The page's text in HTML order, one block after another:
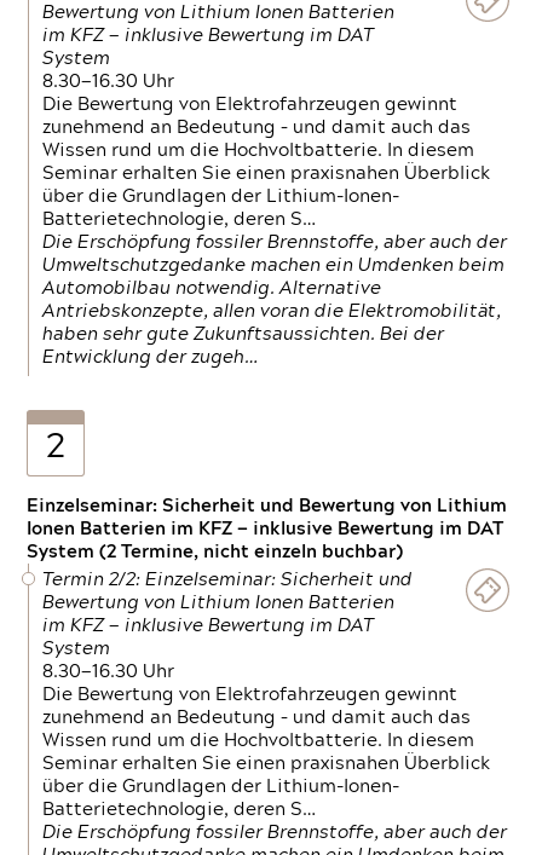
Bewertung von Lithium Ionen Batterien
im KFZ — inklusive Bewertung im DAT
System
8.30—16.30 Uhr
Die Bewertung von Elektrofahrzeugen gewinnt
zunehmend an Bedeutung – und damit auch das
Wissen rund um die Hochvoltbatterie. In diesem
Seminar erhalten Sie einen praxisnahen Überblick
über die Grundlagen der Lithium-Ionen-
Batterietechnologie, deren S…
Die Erschöpfung fossiler Brennstoffe, aber auch der
Umweltschutzgedanke machen ein Umdenken beim
Automobilbau notwendig. Alternative
Antriebskonzepte, allen voran die Elektromobilität,
haben sehr gute Zukunftsaussichten. Bei der
Entwicklung der zugeh…
2
Einzelseminar: Sicherheit und Bewertung von Lithium
Ionen Batterien im KFZ — inklusive Bewertung im DAT
System (2 Termine, nicht einzeln buchbar)
Termin 2/2: Einzelseminar: Sicherheit und
Bewertung von Lithium Ionen Batterien
im KFZ — inklusive Bewertung im DAT
System
8.30—16.30 Uhr
Die Bewertung von Elektrofahrzeugen gewinnt
zunehmend an Bedeutung – und damit auch das
Wissen rund um die Hochvoltbatterie. In diesem
Seminar erhalten Sie einen praxisnahen Überblick
über die Grundlagen der Lithium-Ionen-
Batterietechnologie, deren S…
Die Erschöpfung fossiler Brennstoffe, aber auch der